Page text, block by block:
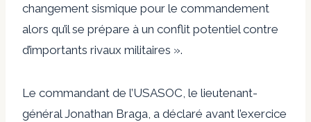
changement sismique pour le commandement
alors qu’il se prépare à un conflit potentiel contre
d’importants rivaux militaires ».
Le commandant de l’USASOC, le lieutenant-
général Jonathan Braga, a déclaré avant l’exercice